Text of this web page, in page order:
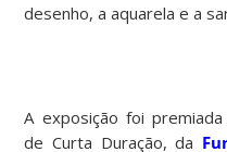
desenho, a aquarela e a
A exposição foi
de Curta Duração, da